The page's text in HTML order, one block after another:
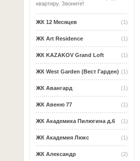
квартиру. Звоните!
(1)
ЖК 12 Месяцев
(1)
ЖК Art Residence
(1)
ЖК KAZAKOV Grand Loft
(1)
ЖК West Garden (Вест Гарден)
(1)
ЖК Авангард
(1)
ЖК Авеню 77
(1)
ЖК Академика Пилюгина д.6
(1)
ЖК Академия Люкс
(2)
ЖК Александр